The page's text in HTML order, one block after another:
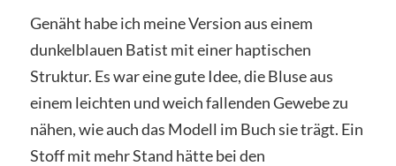
Genäht habe ich meine Version aus einem
dunkelblauen Batist mit einer haptischen
Struktur. Es war eine gute Idee, die Bluse aus
einem leichten und weich fallenden Gewebe zu
nähen, wie auch das Modell im Buch sie trägt. Ein
Stoff mit mehr Stand hätte bei den